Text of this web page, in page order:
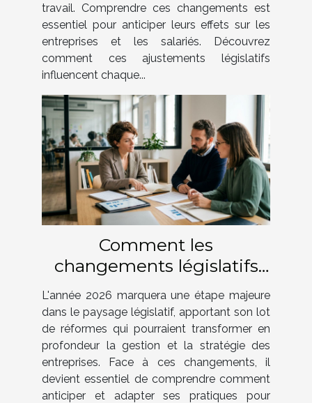
travail. Comprendre ces changements est
essentiel pour anticiper leurs effets sur les
entreprises et les salariés. Découvrez
comment ces ajustements législatifs
influencent chaque...
Comment les
changements législatifs
de 2026 impacteront-ils
votre entreprise ?
L'année 2026 marquera une étape majeure
dans le paysage législatif, apportant son lot
de réformes qui pourraient transformer en
profondeur la gestion et la stratégie des
entreprises. Face à ces changements, il
devient essentiel de comprendre comment
anticiper et adapter ses pratiques pour